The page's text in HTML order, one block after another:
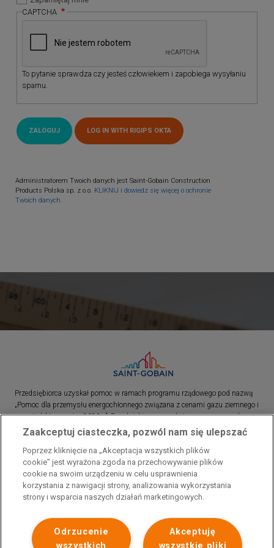
CAPTCHA
To pytanie sprawdza czy jesteś człowiekiem i zapobiega wysyłaniu
spamu.
Administratorem Twoich danych jest Saint-Gobain Construction
Products Polska sp. z o.o. KLIKNIJ i dowiedz się więcej o ochronie
Twoich danych.
Przedsiębiorca uzyskał pomoc w ramach programu rządowego pod nazwą
„Pomoc dla przemysłu energochłonnego związana z cenami gazu ziemnego i
energii elektrycznej w 2023 r.”. Przedsiębiorca uzyskał pomoc w ramach
programu rządowego pod nazwą: „Pomoc dla sektorów energochłonnych
związana z nagłymi wzrostami cen gazu ziemnego i energii elektrycznej w
2022 r.”
Zaakceptuj ciasteczka, pozwól nam się ulepszać
Poprzez kliknięcie na „Akceptacja wszystkich plików
cookie” jest wyrażona zgoda na przechowywanie plików
cookie na swoim urządzeniu w celu usprawnienia
korzystania z nawigacji strony, analizowania wykorzystania
strony i wsparcia naszych działań marketingowych.
Akceptuję
wszystkie pliki
Odrzucenie
wszystkich